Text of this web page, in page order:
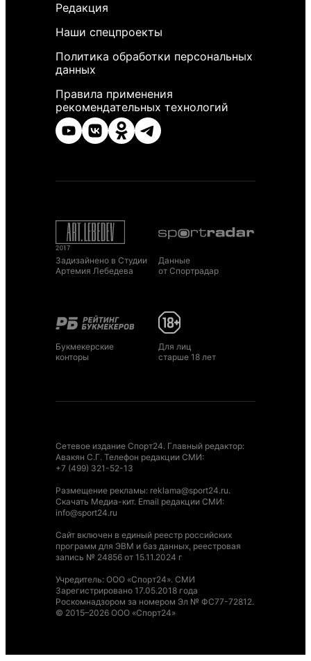
Редакция
Наши спецпроекты
Политика обработки персональных
данных
Правила применения
рекомендательных технологий
Задизайнено в Студии
Артемия Лебедева
Данные
от Спортрадар
Букмекерские
конторы
Для лиц
старше 18 лет
Сетевое издание Спорт24. Главный редактор:
Авакян С.Г. Телефон редакции СМИ:
+7 (499) 321-52-13
Размещение рекламы: reklama@sport24.ru.
Скачать Медиа-кит. Email редакции СМИ:
info@sport24.ru
Сайт включен в единый реестр российских
программ для ЭВМ и баз данных, реестровая
запись № 24856 от 15.11.2024 г
Учредитель: ООО «Спорт24». СМИ
Зарегистрировано 17.05.2018 года
Роскомнадзором за номером Эл № ФС77-72812.
© 2015–2026 ООО «Спорт24»